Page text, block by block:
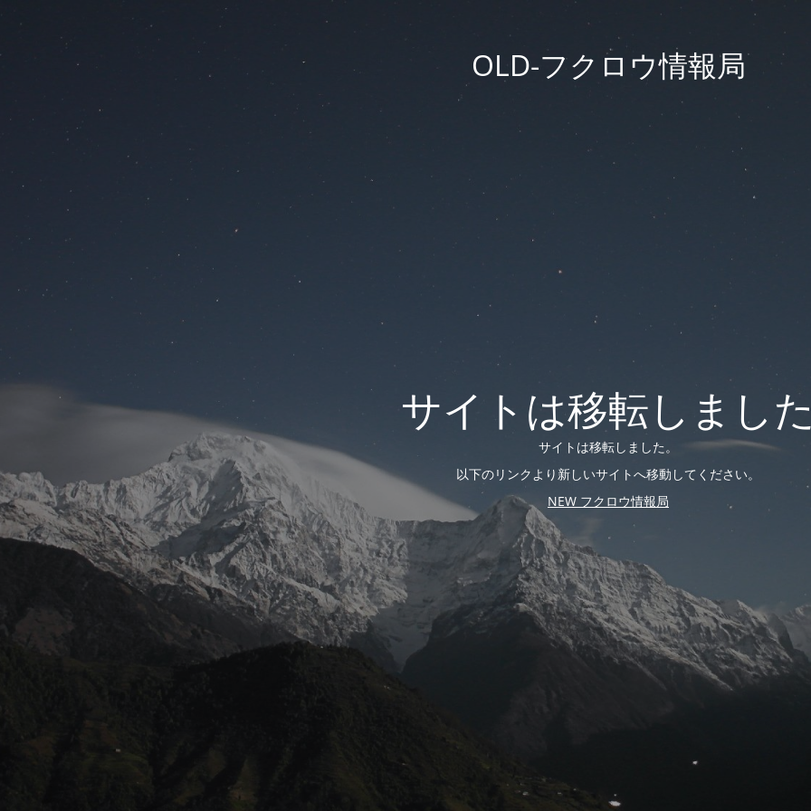
OLD-フクロウ情報局
サイトは移転しまし
サイトは移転しました。
以下のリンクより新しいサイトへ移動してください。
NEW フクロウ情報局